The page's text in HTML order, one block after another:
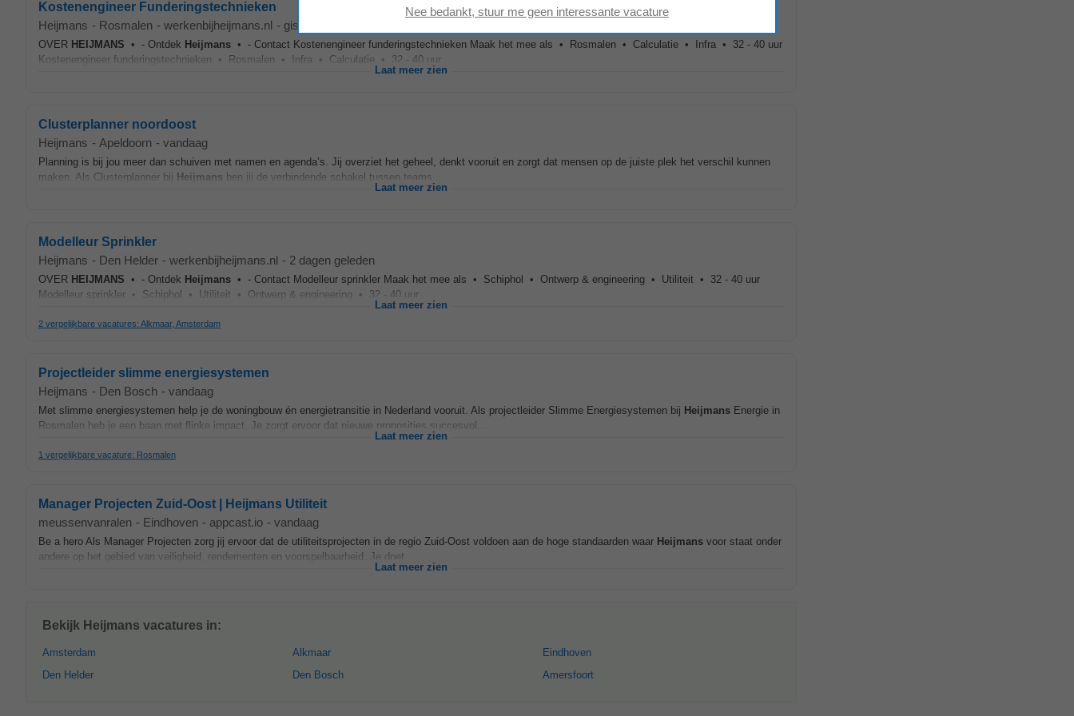
Kostenengineer Funderingstechnieken
Heijmans - Rosmalen - werkenbijheijmans.nl - gisteren
OVER HEIJMANS • - Ontdek Heijmans • - Contact Kostenengineer funderingstechnieken Maak het mee als • Rosmalen • Calculatie • Infra • 32 - 40 uur
Kostenengineer funderingstechnieken • Rosmalen • Infra • Calculatie • 32 - 40 uur...
Laat meer zien
Clusterplanner noordoost
Heijmans - Apeldoorn - vandaag
Planning is bij jou meer dan schuiven met namen en agenda’s. Jij overziet het geheel, denkt vooruit en zorgt dat mensen op de juiste plek het verschil kunnen
maken. Als Clusterplanner bij Heijmans ben jij de verbindende schakel tussen teams...
Laat meer zien
Modelleur Sprinkler
Heijmans - Den Helder - werkenbijheijmans.nl - 2 dagen geleden
OVER HEIJMANS • - Ontdek Heijmans • - Contact Modelleur sprinkler Maak het mee als • Schiphol • Ontwerp & engineering • Utiliteit • 32 - 40 uur
Modelleur sprinkler • Schiphol • Utiliteit • Ontwerp & engineering • 32 - 40 uur...
Laat meer zien
2 vergelijkbare vacatures: Alkmaar, Amsterdam
Projectleider slimme energiesystemen
Heijmans - Den Bosch - vandaag
Met slimme energiesystemen help je de woningbouw én energietransitie in Nederland vooruit. Als projectleider Slimme Energiesystemen bij Heijmans Energie in
Rosmalen heb je een baan met flinke impact. Je zorgt ervoor dat nieuwe proposities succesvol...
Laat meer zien
1 vergelijkbare vacature: Rosmalen
Manager Projecten Zuid-Oost | Heijmans Utiliteit
meussenvanralen - Eindhoven - appcast.io - vandaag
Be a hero Als Manager Projecten zorg jij ervoor dat de utiliteitsprojecten in de regio Zuid-Oost voldoen aan de hoge standaarden waar Heijmans voor staat onder
andere op het gebied van veiligheid, rendementen en voorspelbaarheid. Je doet...
Laat meer zien
Bekijk Heijmans vacatures in:
Amsterdam
Den Helder
Alkmaar
Den Bosch
Eindhoven
Amersfoort